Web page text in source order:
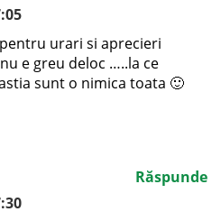
urari si aprecieri
e greu deloc …..la ce
sunt o nimica toata 🙂
Răspunde